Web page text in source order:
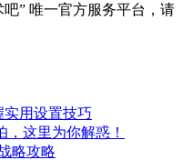
吧” 唯一官方服务平台，请
实用设置技巧
这里为你解惑！
略攻略